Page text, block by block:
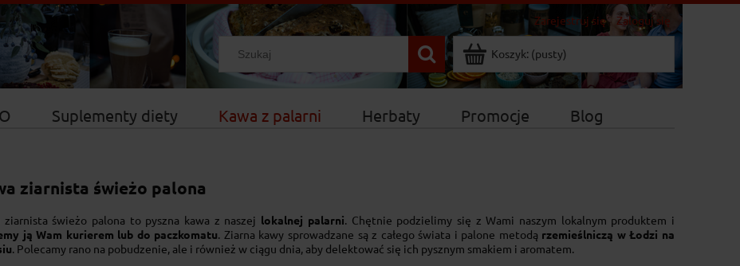
Zarejestruj się Zaloguj się
Koszyk: (pusty)
Suplementy diety Kawa z palarni Herbaty Promocje
Blog
ziarnista świeżo palona
ziarnista świeżo palona to pyszna kawa z naszej lokalnej palarni. Chętnie podzielimy się z Wami naszym lokalnym produktem i
ją Wam kurierem lub do paczkomatu. Ziarna kawy sprowadzane są z całego świata i palone metodą rzemieślniczą w Łodzi na
. Polecamy rano na pobudzenie, ale i również w ciągu dnia, aby delektować się ich pysznym smakiem i aromatem.